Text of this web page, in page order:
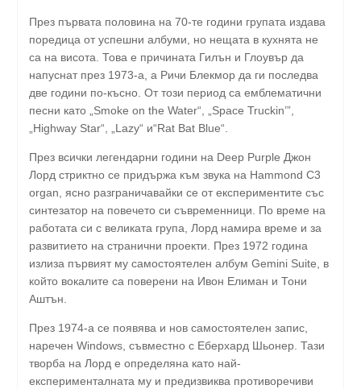
През първата половина на 70-те години групата издава
поредица от успешни албуми, но нещата в кухнята не
са на висота. Това е причината Гилън и Глоувър да
напуснат през 1973-а, а Ричи Блекмор да ги последва
две години по-късно. От този период са емблематични
песни като „Smoke on the Water“, „Space Truckin’”,
„Highway Star“, „Lazy“ и“Rat Bat Blue“.
През всички легендарни години на Deep Purple Джон
Лорд стриктно се придържа към звука на Hammond C3
organ, ясно разграничавайки се от експериментите със
синтезатор на повечето си съвременници. По време на
работата си с великата група, Лорд намира време и за
развитието на странични проекти. През 1972 година
излиза първият му самостоятелен албум Gemini Suite, в
който вокалите са поверени на Ивон Елиман и Тони
Аштън.
През 1974-а се появява и нов самостоятелен запис,
наречен Windows, съвместно с Еберхард Шьонер. Тази
творба на Лорд е определяна като най-
експерименталната му и предизвиква противоречиви